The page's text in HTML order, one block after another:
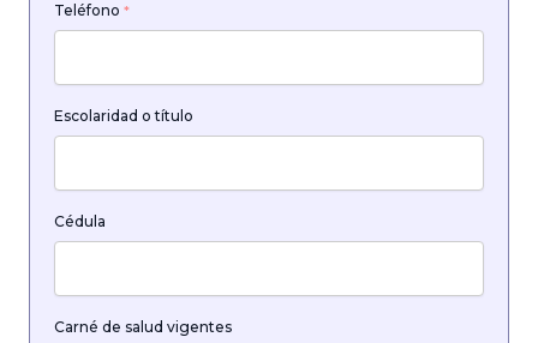
Teléfono *
Escolaridad o título
Cédula
Carné de salud vigentes